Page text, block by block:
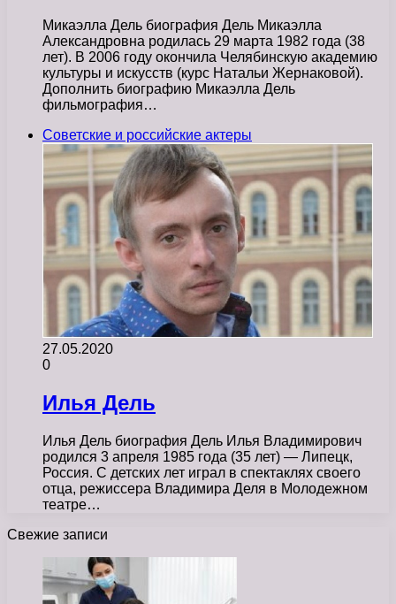
Микаэлла Дель биография Дель Микаэлла
Александровна родилась 29 марта 1982 года (38
лет). В 2006 году окончила Челябинскую академию
культуры и искусств (курс Натальи Жернаковой).
Дополнить биографию Микаэлла Дель
фильмография…
Советские и российские актеры
27.05.2020
0
Илья Дель
Илья Дель биография Дель Илья Владимирович
родился 3 апреля 1985 года (35 лет) — Липецк,
Россия. С детских лет играл в спектаклях своего
отца, режиссера Владимира Деля в Молодежном
театре…
Свежие записи